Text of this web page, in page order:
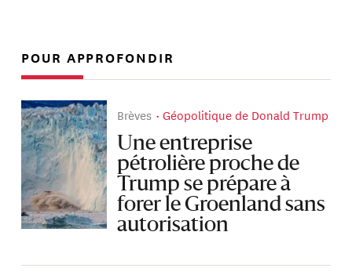
POUR APPROFONDIR
Brèves Géopolitique de Donald Trump
Une entreprise
pétrolière proche de
Trump se prépare à
forer le Groenland sans
autorisation